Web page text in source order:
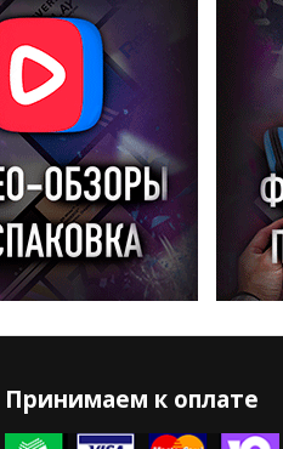
Принимаем к оплате